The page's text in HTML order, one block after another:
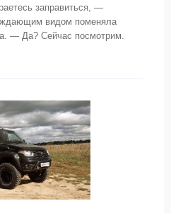
заправиться, —
видом поменяла
— Да? Сейчас посмотрим.